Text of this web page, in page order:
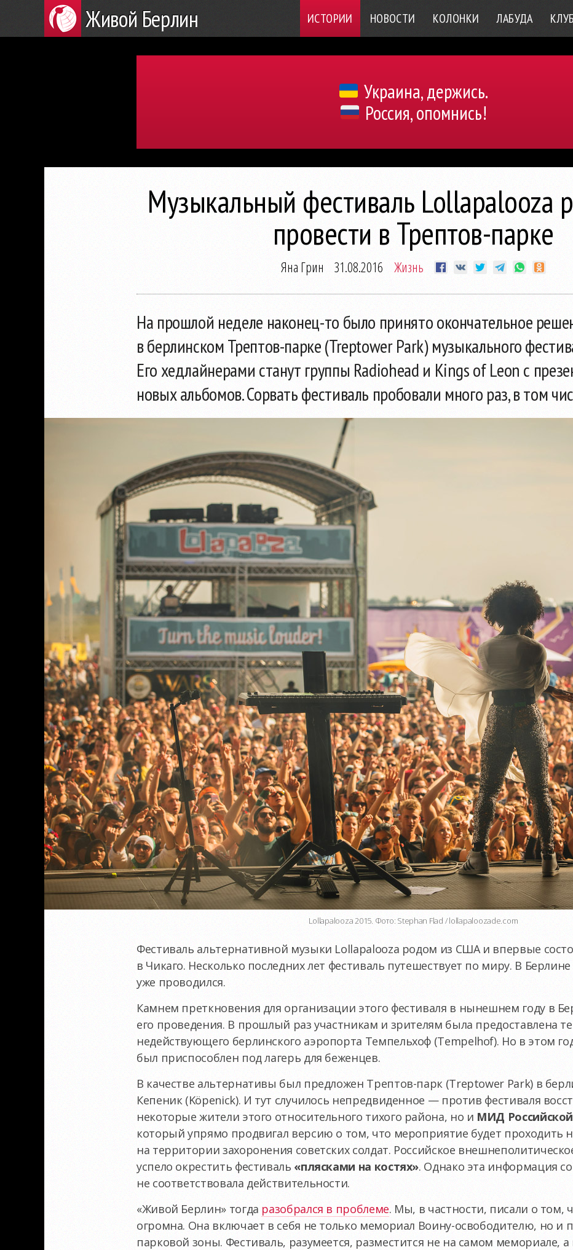
Живой Берлин ИСТОРИИ НОВОСТИ КОЛОНКИ ЛАБУДА КЛУБ
Украина, держись.
Россия, опомнись!
Музыкальный фестиваль Lollapalooza
провести в Трептов-парке
Яна Грин 31.08.2016 Жизнь
На прошлой неделе наконец-то было принято окончательное
в берлинском Трептов-парке (Treptower Park) музыкального
Его хедлайнерами станут группы Radiohead и Kings of Leon с
новых альбомов. Сорвать фестиваль пробовали много раз, в том
Lollapalooza 2015. Фото: Stephan Flad / lollapaloozade.com
Фестиваль альтернативной музыки Lollapalooza родом из США и впервые
в Чикаго. Несколько последних лет фестиваль путешествует по миру. В
уже проводился.
Камнем преткновения для организации этого фестиваля в нынешнем году в
его проведения. В прошлый раз участникам и зрителям была предоставлена
недействующего берлинского аэропорта Темпельхоф (Tempelhof). Но в этом
был приспособлен под лагерь для беженцев.
В качестве альтернативы был предложен Трептов-парк (Treptower Park) в
Кепеник (Köpenick). И тут случилось непредвиденное — против фестиваля
некоторые жители этого относительного тихого района, но и МИД
который упрямо продвигал версию о том, что мероприятие будет проходить
на территории захоронения советских солдат. Российское
успело окрестить фестиваль «плясками на костях». Однако эта информация
не соответствовала действительности.
«Живой Берлин» тогда разобрался в проблеме. Мы, в частности, писали о том,
огромна. Она включает в себя не только мемориал Воину-освободителю, но и
парковой зоны. Фестиваль, разумеется, разместится не на самом мемориале, а